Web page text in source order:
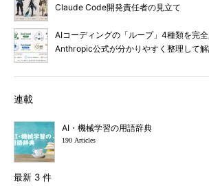
Claude Code開発責任者の見立て
AIコーディングの「ループ」4種類を完
Anthropic公式が分かりやすく整理して
連載
AI・機械学習の用語辞典
190 Articles
最新 3 件